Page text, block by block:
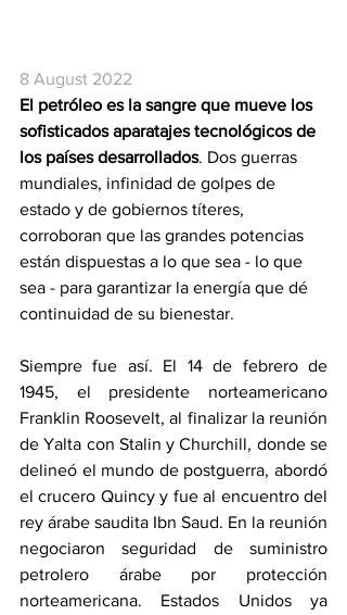
8 August 2022
El petróleo es la sangre que mueve los
sofisticados aparatajes tecnológicos de
los países desarrollados. Dos guerras
mundiales, infinidad de golpes de
estado y de gobiernos títeres,
corroboran que las grandes potencias
están dispuestas a lo que sea - lo que
sea - para garantizar la energía que dé
continuidad de su bienestar.
Siempre fue así. El 14 de febrero de
1945, el presidente norteamericano
Franklin Roosevelt, al finalizar la reunión
de Yalta con Stalin y Churchill, donde se
delineó el mundo de postguerra, abordó
el crucero Quincy y fue al encuentro del
rey árabe saudita Ibn Saud. En la reunión
negociaron seguridad de suministro
petrolero árabe por protección
norteamericana. Estados Unidos ya